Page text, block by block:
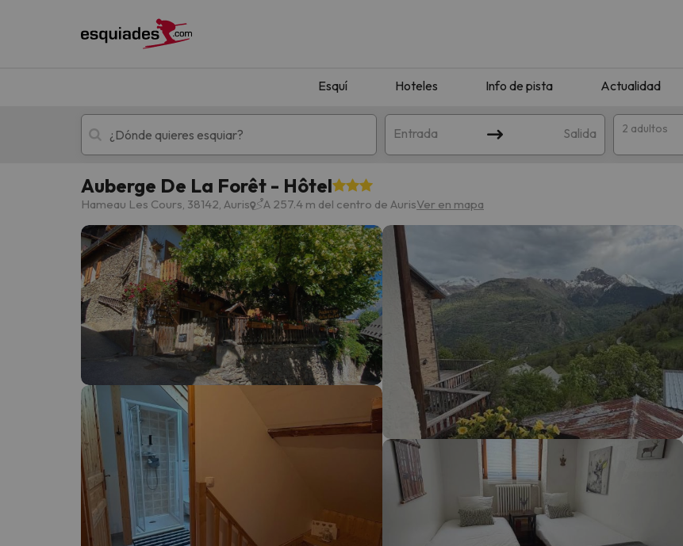
Esquí Hoteles Info de pista Actualidad
Entrada Salida 2 adultos
Esquí Escapadas
¡Vaya! No hemos encontrado ningún resultado que coincida con tu búsqueda. Prueba a modificar el destino.
¡Vaya! Parece que nuestro buscador ha perdido el norte. En cuanto encuentre su brújula vuelve.
Auberge De La Forêt - Hôtel
Hameau Les Cours, 38142, Auris A 257.4 m del centro de AurisVer en mapa